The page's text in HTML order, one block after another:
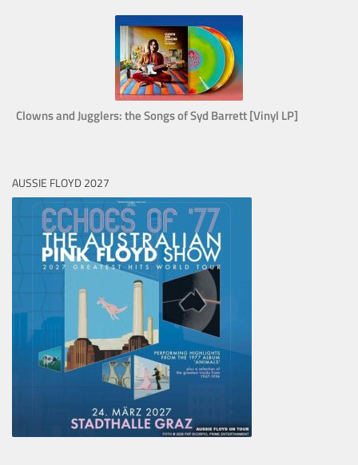
Clowns and Jugglers: the Songs of Syd Barrett [Vinyl LP]
AUSSIE FLOYD 2027